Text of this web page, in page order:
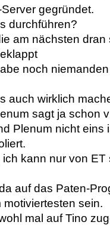
gegründet.
durchführen?
am nächsten
noch
auch wirklich
sagt ja schon
Plenum nicht eins
kann nur von
auf das Paten-
sein.
mal auf Tino